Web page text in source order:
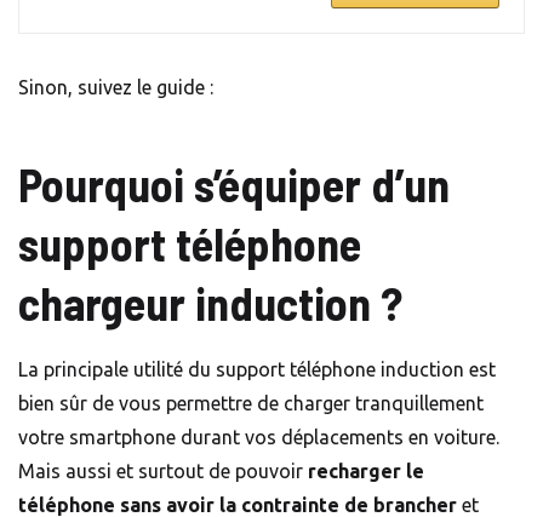
Sinon, suivez le guide :
Pourquoi s’équiper d’un
support téléphone
chargeur induction ?
La principale utilité du support téléphone induction est
bien sûr de vous permettre de charger tranquillement
votre smartphone durant vos déplacements en voiture.
Mais aussi et surtout de pouvoir recharger le
téléphone sans avoir la contrainte de brancher et